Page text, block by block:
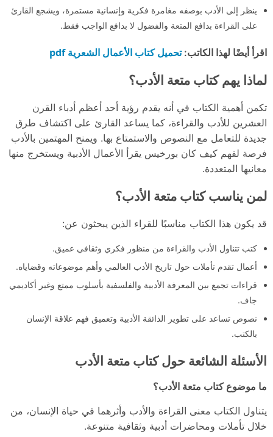
ينظر إلى الأدب بوصفه مغامرة فكرية وإنسانية مستمرة، ويشجع القارئ
على القراءة بدافع المتعة والفضول لا بدافع الواجب فقط.
اقرأ أيضًا لهذا الكاتب:تحميل كتاب الأعمال الشعرية pdf
لماذا يهم كتاب متعة الأدب؟
تكمن أهمية الكتاب في أنه يقدم رؤية أحد أعظم أدباء القرن
العشرين للأدب والقراءة، كما يساعد القارئ على اكتشاف طرق
جديدة للتعامل مع النصوص والاستمتاع بها. ويمنح المهتمين بالأدب
فرصة لفهم كيف كان بورخيس يقرأ الأعمال الأدبية ويستخرج منها
معانيها المتعددة.
لمن يناسب كتاب متعة الأدب؟
قد يكون هذا الكتاب مناسبًا للقراء الذين يبحثون عن:
كتب تتناول الأدب والقراءة من منظور فكري وثقافي عميق.
أعمال تقدم تأملات حول تاريخ الأدب العالمي وأهم موضوعاته وقضاياه.
قراءات تجمع بين المعرفة الأدبية والفلسفية بأسلوب ممتع وغير أكاديمي
جاف.
نصوص تساعد على تطوير الذائقة الأدبية وتعميق فهم علاقة الإنسان
بالكتب.
الأسئلة الشائعة حول كتاب متعة الأدب
ما موضوع كتاب متعة الأدب؟
يتناول الكتاب معنى القراءة والأدب وأثرهما في حياة الإنسان، من
خلال تأملات ومحاضرات أدبية وثقافية متنوعة.